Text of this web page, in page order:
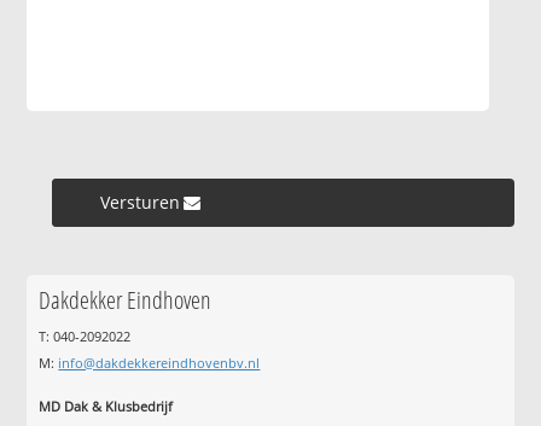
Versturen »
Dakdekker Eindhoven
T: 040-2092022
M: info@dakdekkereindhovenbv.nl
MD Dak & Klusbedrijf